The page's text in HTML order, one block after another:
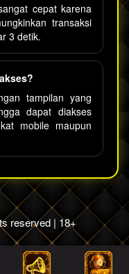
cepat karena
transaksi
3 detik.
tampilan yang
dapat diakses
mobile maupun
reserved | 18+